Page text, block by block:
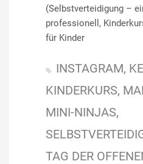
(Selbstverteidigung –
professionell,
für Kinder
INSTAGRAM
KINDERKURS
MINI-NINJAS
TAG DER